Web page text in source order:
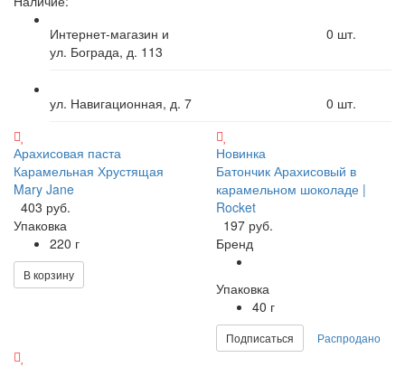
Интернет-магазин и
ул. Бограда, д. 113
0 шт.
ул. Навигационная, д. 7 0 шт.
Арахисовая паста
Карамельная Хрустящая
Mary Jane
403 руб.
Упаковка
220 г
В корзину
Новинка
Батончик Арахисовый в
карамельном шоколаде |
Rocket
197 руб.
Бренд
Упаковка
40 г
Подписаться Распродано